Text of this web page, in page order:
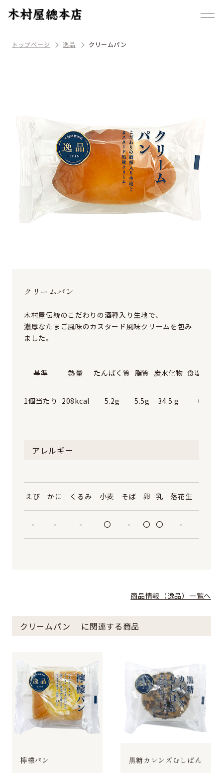
トップページ 逸品 クリームパン ⠀
クリームパン ⠀
木村屋伝統のこだわりの酒種入り生地で、
濃厚なたまご風味のカスタード風味クリームを包み
ました。
基準 熱量 たんぱく質 脂質 炭水化物 食塩相当
1個当たり 208kcal 5.2g 5.5g 34.5 g 0.3g
アレルギー
えび かに くるみ 小麦 そば 卵 乳 落花生
- - - 〇 - 〇 〇 -
商品情報（逸品）一覧へ
クリームパン ⠀ に関連する商品
檸檬パン 黒糖カレンズむしぱん